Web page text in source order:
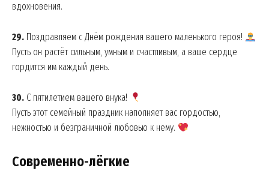
News Week
Magazine PRO
вдохновения.
29. Поздравляем с Днём рождения вашего маленького героя!
Пусть он растёт сильным, умным и счастливым, а ваше сердце
гордится им каждый день.
30. С пятилетием вашего внука!
Пусть этот семейный праздник наполняет вас гордостью,
нежностью и безграничной любовью к нему.
Современно-лёгкие